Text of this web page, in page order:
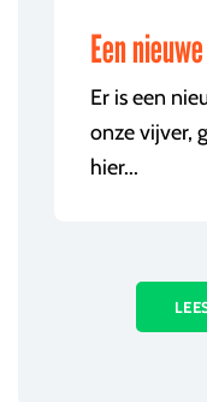
Een
Er is een
onze vijver,
hier...